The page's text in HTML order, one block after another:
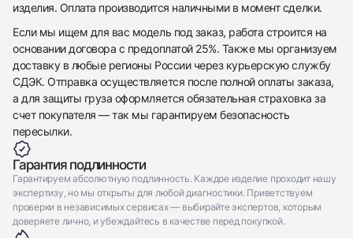
изделия. Оплата производится наличными в момент сделки.
Если мы ищем для вас модель под заказ, работа строится на
основании договора с предоплатой 25%. Также мы организуем
доставку в любые регионы России через курьерскую службу
СДЭК. Отправка осуществляется после полной оплаты заказа,
а для защиты груза оформляется обязательная страховка за
счет покупателя — так мы гарантируем безопасность
пересылки.
Гарантия подлинности
Гарантируем абсолютную подлинность. Каждое изделие проходит нашу
экспертизу, но мы открыты для любой диагностики. Приветствуем
проверки в независимых сервисах — выбирайте экспертов, которым
доверяете лично, и убеждайтесь в качестве перед покупкой.
Отправить заявку